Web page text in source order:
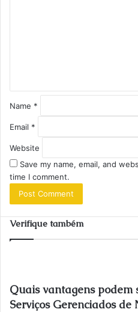
Name *
Email *
Website
Save my name, email, and
time I comment.
Verifique também
Quais vantagens
Serviços Gerenciados de